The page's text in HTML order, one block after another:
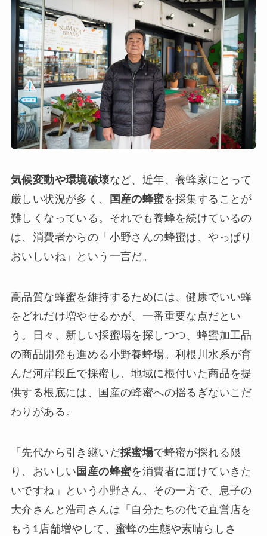
気候変動や環境破壊など、近年、養蜂家にとって
厳しい状況が多く、
国産の蜂蜜を採集することが
難しくなっている。それでも養蜂を続けているの
は、消費者からの「小野さんの蜂蜜は、やっぱり
おいしいね」という一言だ。
高品質な蜂蜜を維持するためには、健康でいい蜂
をどれだけ増やせるかが、一番重要な点だとい
う。日々、新しい採蜜場を探しつつ、蜂蜜加工品
の商品開発も進める小野養蜂場。利根川水系が育
んだ河岸段丘で採蜜し、地域に根付いた商品を提
供する根底には、国産の蜂蜜への揺るぎないこだ
わりがある。
「先代から引き継いだ採蜜場で蜂蜜が採れる限
り、おいしい 国産の蜂蜜を消費者に届けていきた
いですね」という小野さん。その一方で、息子の
大介さんと浩司さんは「自分たちの代で直営店を
もう1店舗増やして、蜜蜂の生態や素晴らしさ